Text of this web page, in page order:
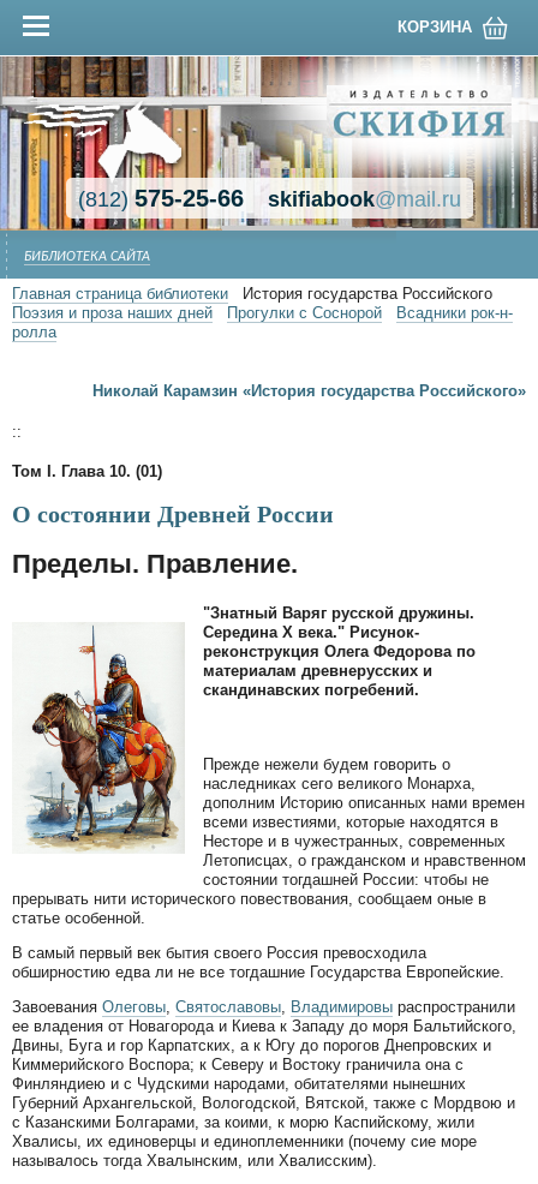
КОРЗИНА
(812)575-25-66 skifiabook@mail.ru
БИБЛИОТЕКА САЙТА
Главная страница библиотеки
История государства Российского
Поэзия и проза наших дней
Прогулки с Соснорой
Всадники рок-н-
ролла
Николай Карамзин «История государства Российского»
::
Том I. Глава 10. (01)
О состоянии Древней России
Пределы. Правление.
"Знатный Варяг русской дружины.
Середина X века." Рисунок-
реконструкция Олега Федорова по
материалам древнерусских и
скандинавских погребений.
Прежде нежели будем говорить о
наследниках сего великого Монарха,
дополним Историю описанных нами времен
всеми известиями, которые находятся в
Несторе и в чужестранных, современных
Летописцах, о гражданском и нравственном
состоянии тогдашней России: чтобы не
прерывать нити исторического повествования, сообщаем оные в
статье особенной.
В самый первый век бытия своего Россия превосходила
обширностию едва ли не все тогдашние Государства Европейские.
Завоевания Олеговы Святославовы Владимировы распространили
ее владения от Новагорода и Киева к Западу до моря Бальтийского,
Двины, Буга и гор Карпатских, а к Югу до порогов Днепровских и
Киммерийского Воспора; к Северу и Востоку граничила она с
Финляндиею и с Чудскими народами, обитателями нынешних
Губерний Архангельской, Вологодской, Вятской, также с Мордвою и
с Казанскими Болгарами, за коими, к морю Каспийскому, жили
Хвалисы, их единоверцы и единоплеменники (почему сие море
называлось тогда Хвалынским, или Хвалисским).